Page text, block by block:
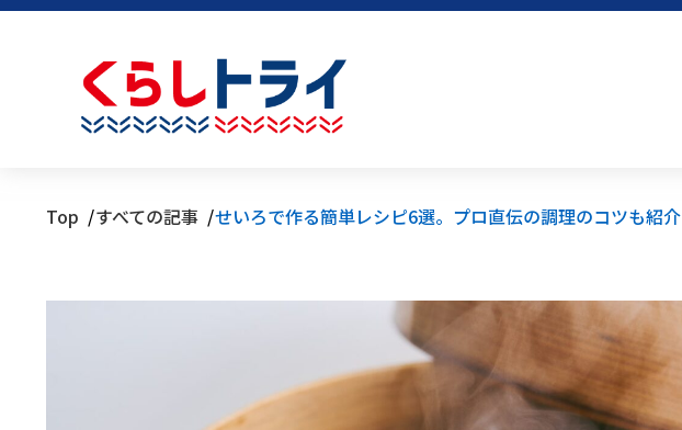
Top すべての記事 せいろで作る簡単レシピ6選。プロ直伝の調理のコツも紹介